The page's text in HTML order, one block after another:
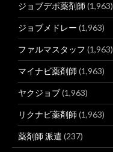
ジョブデポ薬剤師 (1,963)
ジョブメドレー (1,963)
ファルマスタッフ (1,963)
マイナビ薬剤師 (1,963)
ヤクジョブ(1,963)
リクナビ薬剤師 (1,963)
薬剤師 派遣 (237)